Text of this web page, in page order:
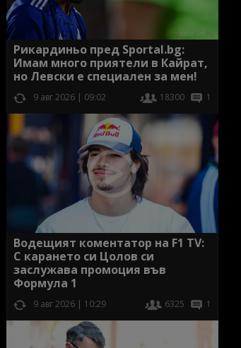
Рикардиньо пред Sportal.bg:
Имам много приятели в Кайрат,
но Левски е специален за мен!
9 авг 2026 | 09:02 18300 1
Водещият коментатор на F1 TV:
С карането си Цолов си
заслужава промоция във
Формула 1
9 авг 2026 | 10:29 6325 1